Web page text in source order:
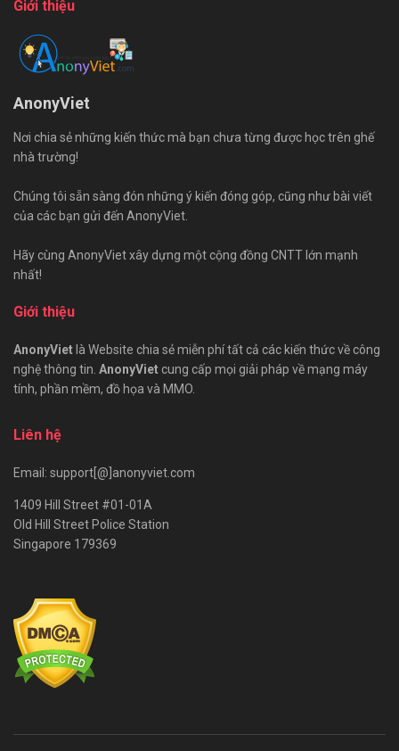
Giới thiệu
AnonyViet
Nơi chia sẻ những kiến thức mà bạn chưa từng được học trên ghế
nhà trường!
Chúng tôi sẵn sàng đón những ý kiến đóng góp, cũng như bài viết
của các bạn gửi đến AnonyViet.
Hãy cùng AnonyViet xây dựng một cộng đồng CNTT lớn mạnh
nhất!
Giới thiệu
AnonyViet là Website chia sẻ miễn phí tất cả các kiến thức về công
nghệ thông tin. AnonyViet cung cấp mọi giải pháp về mạng máy
tính, phần mềm, đồ họa và MMO.
Liên hệ
Email: support[@]anonyviet.com
1409 Hill Street #01-01A
Old Hill Street Police Station
Singapore 179369